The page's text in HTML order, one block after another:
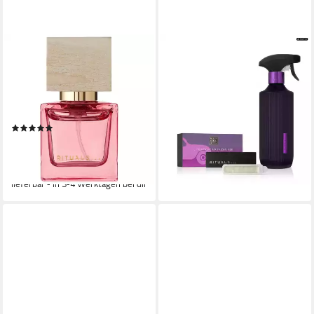
Eau de Parfum Rêve de
Hanami Travel Parfum 15 ml,
Lychee, Bergamotte, Vanille &
Patchouli
39,99 €
(199,93 €/ 100 ml)
lieferbar - in 3-4 Werktagen bei dir
Raumduft Rituals Yozakura
(38,95 €/ 1 Stk)
-11%
lieferbar - in 2-3 Werktagen bei dir